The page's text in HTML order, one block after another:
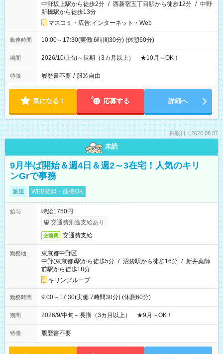
中野坂上駅から徒歩2分 / 西新宿五丁目駅から徒歩12分 / 中野
新橋駅から徒歩13分
マスコミ・広告;インターネット・Web
勤務時間 10:00～17:30(実働:6時間30分) (休憩60分)
期間 2026/10/上旬～長期（3カ月以上） ★10月～OK！
特徴 履歴書不要 / 服装自由
気になる！ 応募する 詳細へ
掲載日：2026.08.07
未読
9月半ば開始＆週4日＆週2～3在宅！人気のキリ
ンGrで事務
派遣 WEB登録・面接OK
給与
時給1750円
交通費別途支給あり
交通費 交通費支給
勤務地
東京都中野区
中野(東京都)駅から徒歩5分 / 沼袋駅から徒歩16分 / 新井薬師
前駅から徒歩18分
キリングループ
勤務時間 9:00～17:30(実働:7時間30分) (休憩60分)
期間 2026/9/中旬～長期（3カ月以上） ★9月～OK！
特徴 履歴書不要